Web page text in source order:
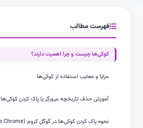
فهرست مطالب
کوکی‌ها چیست و چرا اهمیت دارند؟
مزایا و معایب استفاده از کوکی‌ها
آموزش حذف تاریخچه مرورگر یا پاک کردن کوکی‌ها
نحوه پاک کردن کوکی‌ها در گوگل کروم (Google Chrome)